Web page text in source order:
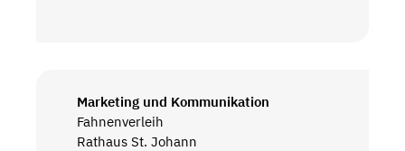
Marketing und Kommunikation
Fahnenverleih
Rathaus St. Johann